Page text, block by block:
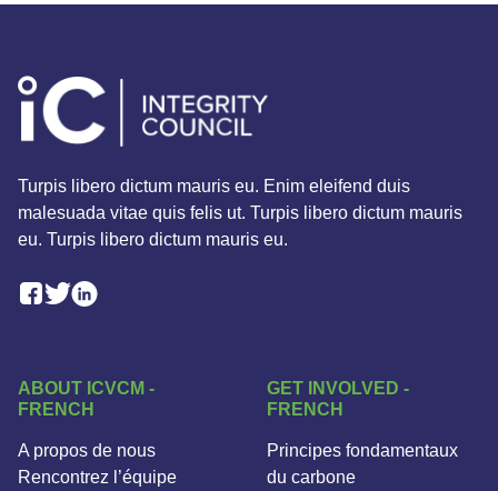
Turpis libero dictum mauris eu. Enim eleifend duis
malesuada vitae quis felis ut. Turpis libero dictum mauris
eu. Turpis libero dictum mauris eu.
Facebook Social Link
Twitter Social Link
Linkedin Social Link
ABOUT ICVCM -
FRENCH
A propos de nous
Rencontrez l’équipe
GET INVOLVED -
FRENCH
Principes fondamentaux
du carbone